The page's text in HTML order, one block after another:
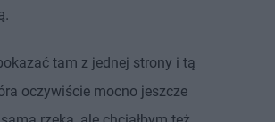
tam z jednej strony i tą
oczywiście mocno jeszcze